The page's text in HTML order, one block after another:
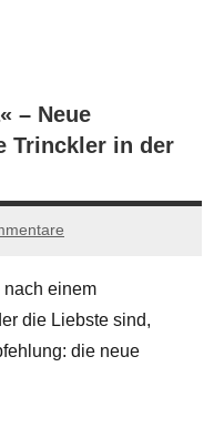
– Neue
Trinckler in der
nach einem
die Liebste sind,
die neue